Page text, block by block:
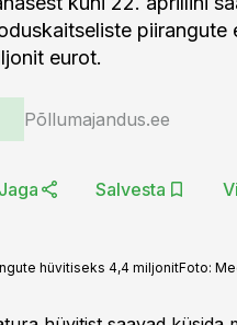
piirangute
eurot.
Põllumajandus.ee
Jaga Salvesta
hüvitiseks 4,4 miljonitFoto: